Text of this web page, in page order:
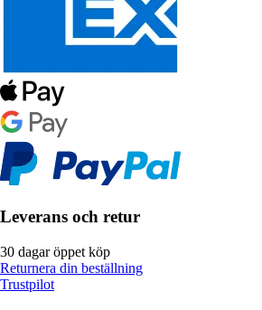
Leverans och retur
30 dagar öppet köp
Returnera din beställning
Trustpilot